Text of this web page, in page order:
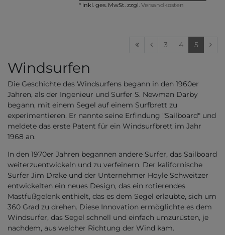
* inkl. ges. MwSt. zzgl.Versandkosten
3 4 5
Windsurfen
Die Geschichte des Windsurfens begann in den 1960er
Jahren, als der Ingenieur und Surfer S. Newman Darby
begann, mit einem Segel auf einem Surfbrett zu
experimentieren. Er nannte seine Erfindung "Sailboard" und
meldete das erste Patent für ein Windsurfbrett im Jahr
1968 an.
In den 1970er Jahren begannen andere Surfer, das Sailboard
weiterzuentwickeln und zu verfeinern. Der kalifornische
Surfer Jim Drake und der Unternehmer Hoyle Schweitzer
entwickelten ein neues Design, das ein rotierendes
Mastfußgelenk enthielt, das es dem Segel erlaubte, sich um
360 Grad zu drehen. Diese Innovation ermöglichte es dem
Windsurfer, das Segel schnell und einfach umzurüsten, je
nachdem, aus welcher Richtung der Wind kam.